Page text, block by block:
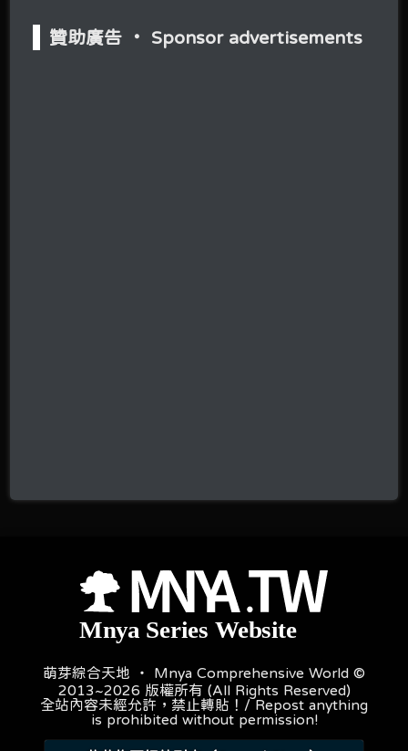
贊助廣告 ‧ Sponsor advertisements
萌芽綜合天地 ‧ Mnya Comprehensive World ©
2013~2026 版權所有 (All Rights Reserved)
全站內容未經允許，禁止轉貼！/ Repost anything
is prohibited without permission!